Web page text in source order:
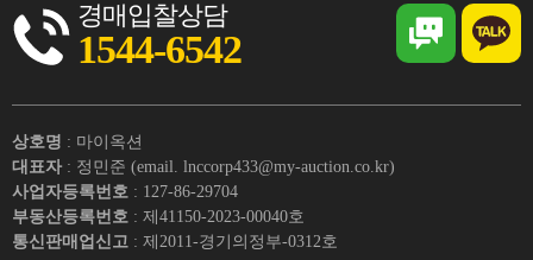
경매입찰상담
1544-6542
상호명 : 마이옥션
대표자 : 정민준 (email. lnccorp433@my-auction.co.kr)
사업자등록번호 : 127-86-29704
부동산등록번호 : 제41150-2023-00040호
통신판매업신고 : 제2011-경기의정부-0312호